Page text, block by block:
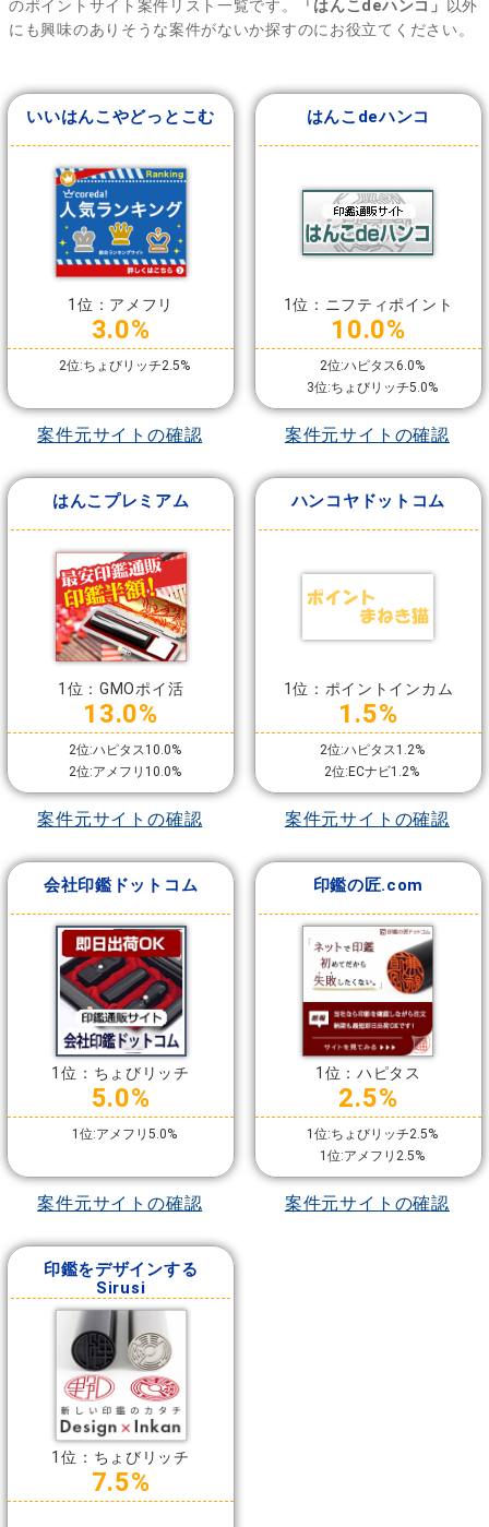
のポイントサイト案件リスト一覧です。 「はんこdeハンコ」
以外
にも興味のありそうな案件がないか探すのにお役立てください。
いいはんこやどっとこむ
1位：アメフリ
3.0%
2位:ちょびリッチ2.5%
案件元サイトの確認
はんこdeハンコ
1位：ニフティポイント
10.0%
2位:ハピタス6.0%
3位:ちょびリッチ5.0%
案件元サイトの確認
はんこプレミアム
1位：GMOポイ活
13.0%
2位:ハピタス10.0%
2位:アメフリ10.0%
案件元サイトの確認
ハンコヤドットコム
1位：ポイントインカム
1.5%
2位:ハピタス1.2%
2位:ECナビ1.2%
案件元サイトの確認
会社印鑑ドットコム
1位：ちょびリッチ
5.0%
1位:アメフリ5.0%
案件元サイトの確認
印鑑の匠.com
1位：ハピタス
2.5%
1位:ちょびリッチ2.5%
1位:アメフリ2.5%
案件元サイトの確認
印鑑をデザインする
Sirusi
1位：ちょびリッチ
7.5%